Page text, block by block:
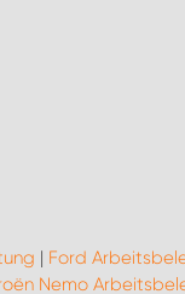
| Ford
Nemo